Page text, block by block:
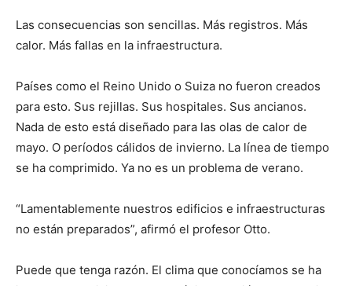
Las consecuencias son sencillas. Más registros. Más
calor. Más fallas en la infraestructura.
Países como el Reino Unido o Suiza no fueron creados
para esto. Sus rejillas. Sus hospitales. Sus ancianos.
Nada de esto está diseñado para las olas de calor de
mayo. O períodos cálidos de invierno. La línea de tiempo
se ha comprimido. Ya no es un problema de verano.
“Lamentablemente nuestros edificios e infraestructuras
no están preparados”, afirmó el profesor Otto.
Puede que tenga razón. El clima que conocíamos se ha